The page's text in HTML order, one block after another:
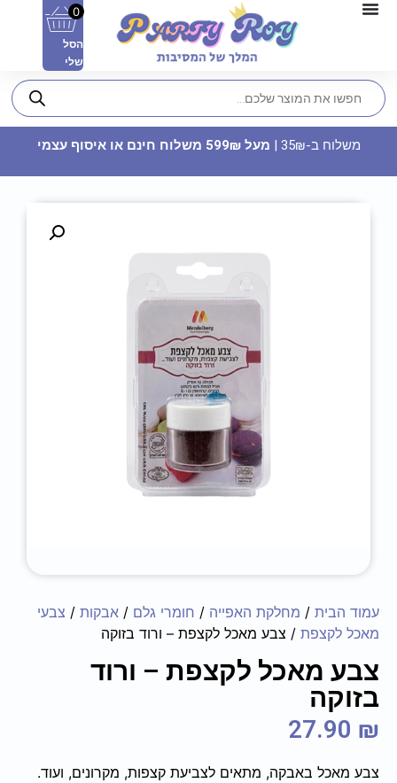
קופה סופרת מטבעות - בית"ר
99
0
הסל
שלי
משלוח ב-35₪ | מעל 599₪ משלוח חינם או איסוף עצמי
עמוד הבית / מחלקת האפייה / חומרי גלם / אבקות / צבעי
מאכל לקצפת / צבע מאכל לקצפת – ורוד בזוקה
צבע מאכל לקצפת – ורוד
בזוקה
27.90 ₪
צבע מאכל באבקה, מתאים לצביעת קצפות, מקרונים, ועוד.